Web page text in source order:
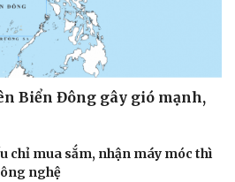
Biển Đông gây gió mạnh,
chỉ mua sắm, nhận máy móc thì
nghệ